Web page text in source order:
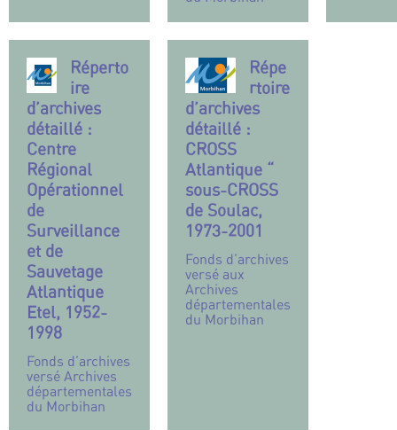
Réperto
ire
d’archives
détaillé :
Centre
Régional
Opérationnel
de
Surveillance
et de
Sauvetage
Atlantique
Etel, 1952-
1998
Fonds d’archives
versé Archives
départementales
du Morbihan
Répe
rtoire
d’archives
détaillé :
CROSS
Atlantique “
sous-CROSS
de Soulac,
1973-2001
Fonds d’archives
versé aux
Archives
départementales
du Morbihan